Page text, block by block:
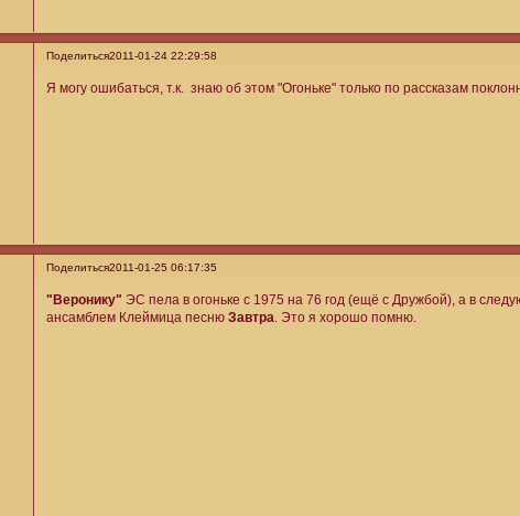
Поделиться2011-01-24 22:29:58
Я могу ошибаться, т.к. знаю об этом "Огоньке" только по рассказам
Поделиться2011-01-25 06:17:35
"Веронику" ЭС пела в огоньке с 1975 на 76 год (ещё с Дружбой), а в
ансамблем Клеймица песнюЗавтра. Это я хорошо помню.